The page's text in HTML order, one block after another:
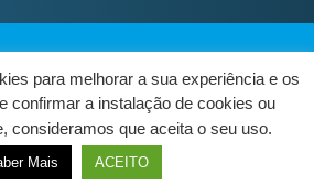
Como Trabalhamos?
Contactos
Centro de Arbitragem
VOLTAR AO TOPO
para melhorar a sua experiência e os
confirmar a instalação de cookies ou
consideramos que aceita o seu uso.
Mais ACEITO